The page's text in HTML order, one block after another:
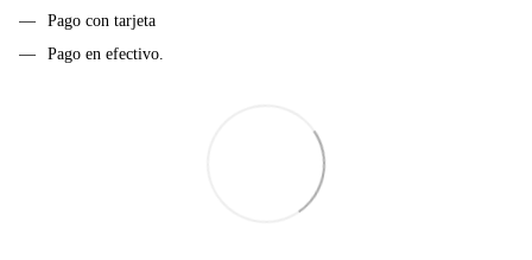
Pago con tarjeta
Pago en efectivo.